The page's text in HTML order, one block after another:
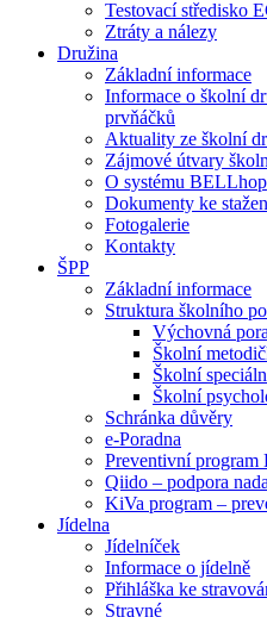
Testovací středisko
Ztráty a nálezy
Družina
Základní informace
Informace o školní
prvňáčků
Aktuality ze školní
Zájmové útvary
O systému BELLhop
Dokumenty ke
Fotogalerie
Kontakty
ŠPP
Základní informace
Struktura školního
Výchovná
Školní
Školní
Školní
Schránka důvěry
e-Poradna
Preventivní
Qiido – podpora
KiVa program –
Jídelna
Jídelníček
Informace o jídelně
Přihláška ke
Stravné